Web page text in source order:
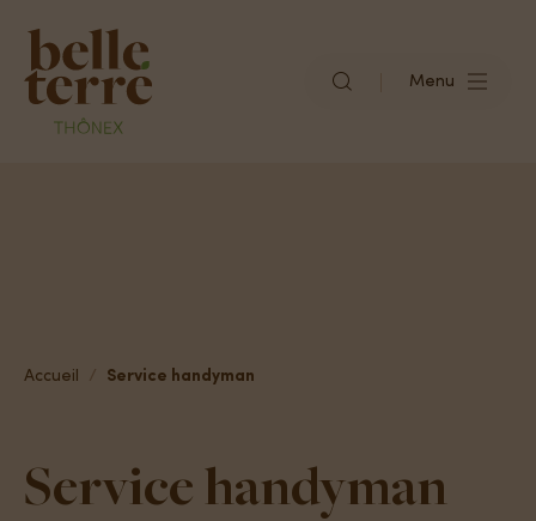
Menu
Accueil Service handyman
Service handyman